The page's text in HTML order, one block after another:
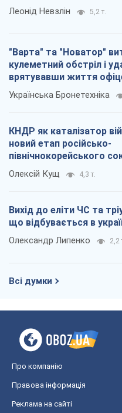
Леонід Невзлін 5,2 т.
"Варта" та "Новатор"
кулеметний обстріл і
врятувавши життя
Українська Бронетехніка
КНДР як каталізатор
новий етап російсько-
північнокорейського
Олексій Кущ 4,3 т.
Вихід до еліти ЧС та
що відбувається в
Олександр Липенко 2,2
Всі думки
Про компанію
Правова інформація
Реклама на сайті